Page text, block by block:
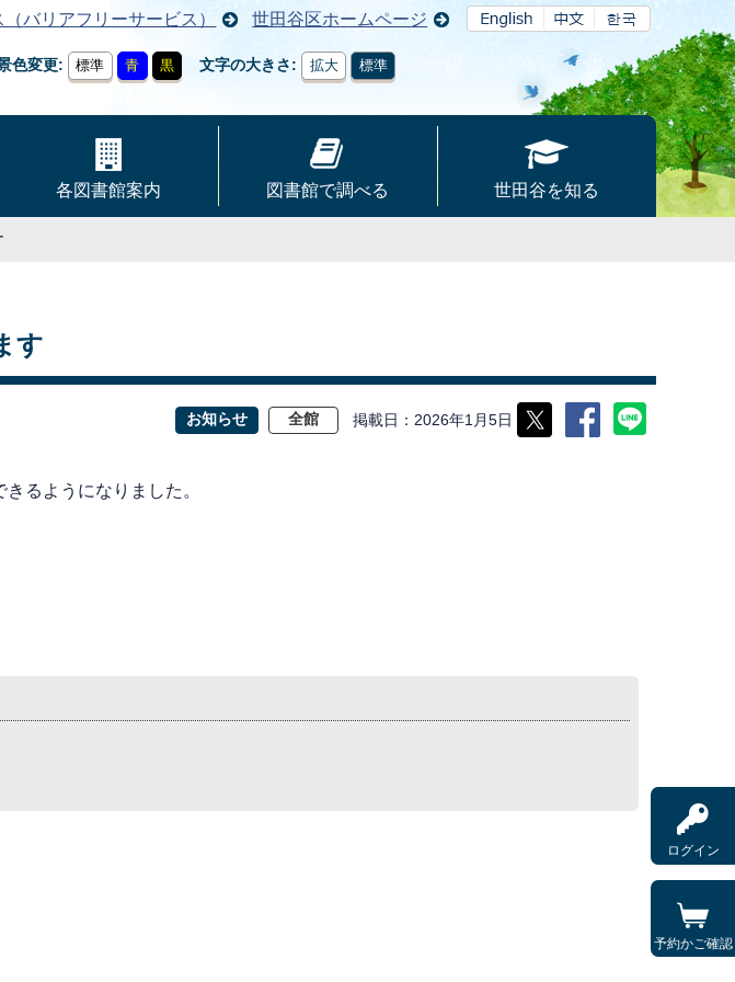
バリアフリーサービス） 世田谷区ホームページ
色変更 標準 青 黒 文字の大きさ 拡大 標準
ログイン
予約かご確認
各図書館案内 図書館で調べる 世田谷を知る
す
お知らせ 全館 掲載日 2026年1月5日
るようになりました。